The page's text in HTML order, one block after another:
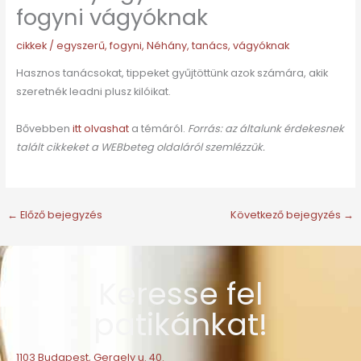
fogyni vágyóknak
cikkek/ egyszerű, fogyni, Néhány, tanács, vágyóknak
Hasznos tanácsokat, tippeket gyűjtöttünk azok számára, akik
szeretnék leadni plusz kilóikat.
Bővebben itt olvashat a témáról. Forrás: az általunk érdekesnek
talált cikkeket a WEBbeteg oldaláról szemlézzük.
← Előző bejegyzés Következő bejegyzés →
Keresse fel
patikánkat!
1103 Budapest, Gergely u. 40.